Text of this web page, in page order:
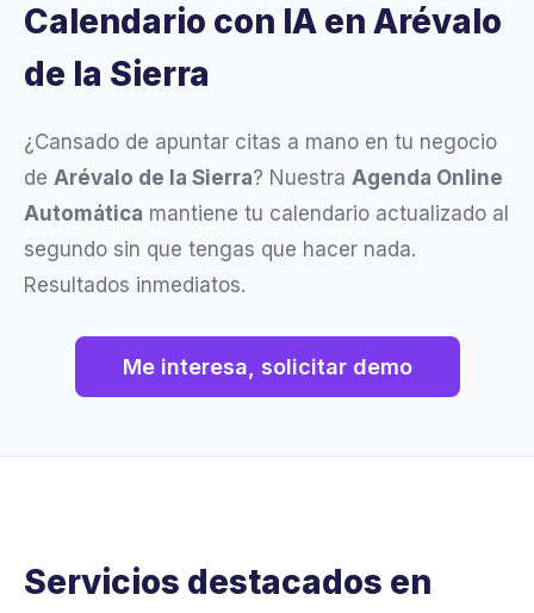
Calendario con IA en Arévalo
de la Sierra
¿Cansado de apuntar citas a mano en tu negocio
de Arévalo de la Sierra? Nuestra Agenda Online
Automática mantiene tu calendario actualizado al
segundo sin que tengas que hacer nada.
Resultados inmediatos.
Me interesa, solicitar demo
Servicios destacados en